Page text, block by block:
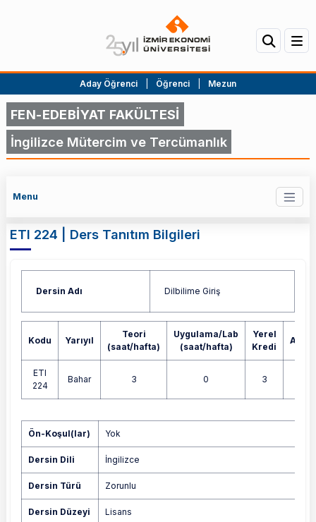
Aday Öğrenci Öğrenci Mezun
FEN-EDEBİYAT FAKÜLTESİ
İngilizce Mütercim ve Tercümanlık
Menu
ETI 224 | Ders Tanıtım Bilgileri
Dersin Adı Dilbilime Giriş
Kodu Yarıyıl
Teori
(saat/hafta)
Uygulama/Lab
(saat/hafta)
Yerel
Kredi
AKTS
ETI
224
Bahar 3 0 3
Yok
Ön-Koşul(lar) Yok
Dersin Dili İngilizce
Dersin Türü Zorunlu
Dersin Düzeyi Lisans